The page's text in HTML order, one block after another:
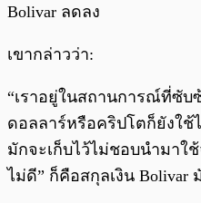
Bolivar ลดลง
เขากล่าวว่า:
“เราอยู่ในสถานการณ์ที่ซับ
ดอลลาร์หรือคริปโตก็ยังใ
มักจะเก็บไว้ไม่ชอบนำมาใ
ไม่ดี” ก็คือสกุลเงิน